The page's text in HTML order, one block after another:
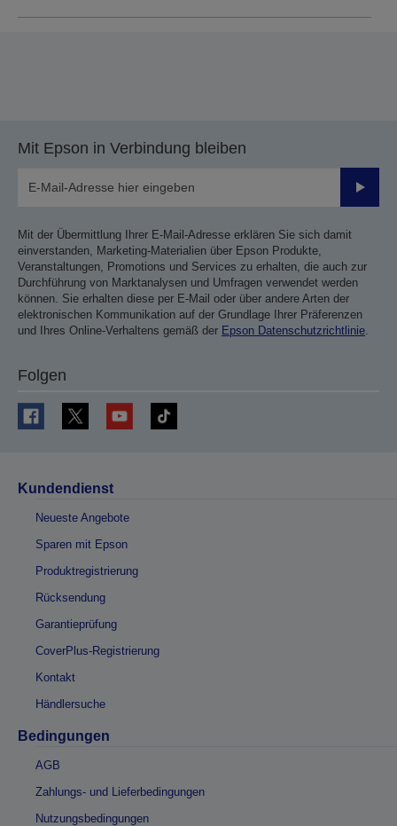
Mit Epson in Verbindung bleiben
Mit der Übermittlung Ihrer E-Mail-Adresse erklären Sie sich damit
einverstanden, Marketing-Materialien über Epson Produkte,
Veranstaltungen, Promotions und Services zu erhalten, die auch zur
Durchführung von Marktanalysen und Umfragen verwendet werden
können. Sie erhalten diese per E-Mail oder über andere Arten der
elektronischen Kommunikation auf der Grundlage Ihrer Präferenzen
und Ihres Online-Verhaltens gemäß der Epson Datenschutzrichtlinie.
Folgen
Kundendienst
Neueste Angebote
Sparen mit Epson
Produktregistrierung
Rücksendung
Garantieprüfung
CoverPlus-Registrierung
Kontakt
Händlersuche
Bedingungen
AGB
Zahlungs- und Lieferbedingungen
Nutzungsbedingungen